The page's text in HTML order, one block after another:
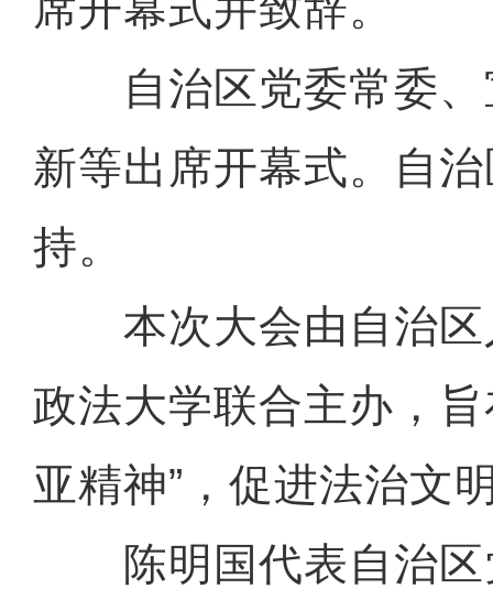
自治区党委常委、
新等出席开幕式。自
持。
本次大会由自治区
政法大学联合主办，
亚精神”，促进法治文
陈明国代表自治区